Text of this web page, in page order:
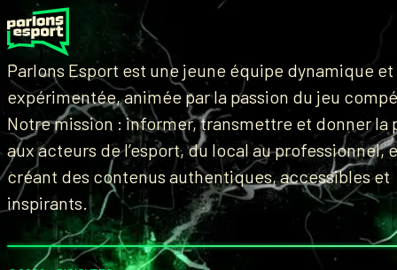
Parlons Esport est une jeune équipe dynamique et
expérimentée, animée par la passion du jeu
Notre mission : informer, transmettre et donner la
aux acteurs de l’esport, du local au professionnel,
créant des contenus authentiques, accessibles et
inspirants.